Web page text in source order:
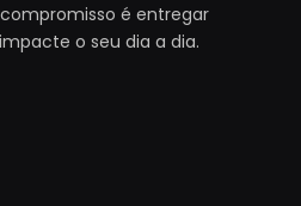
é entregar
o seu dia a dia.